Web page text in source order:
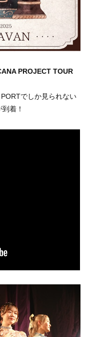
PROJECT TOUR
でしか見られない
着！